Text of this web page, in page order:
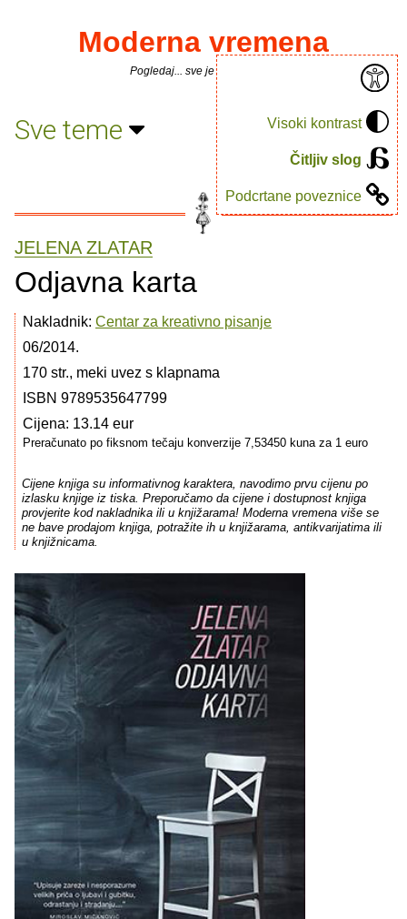
Visoki kontrast
Čitljiv slog
Podcrtane poveznice
Moderna vremena
Pogledaj... sve je puno knjiga.
Sve teme
JELENA ZLATAR
Odjavna karta
Nakladnik: Centar za kreativno pisanje
06/2014.
170 str., meki uvez s klapnama
ISBN 9789535647799
Cijena: 13.14 eur
Preračunato po fiksnom tečaju konverzije 7,53450 kuna za 1 euro
Cijene knjiga su informativnog karaktera, navodimo prvu cijenu po
izlasku knjige iz tiska. Preporučamo da cijene i dostupnost knjiga
provjerite kod nakladnika ili u knjižarama! Moderna vremena više se
ne bave prodajom knjiga, potražite ih u knjižarama, antikvarijatima ili
u knjižnicama.